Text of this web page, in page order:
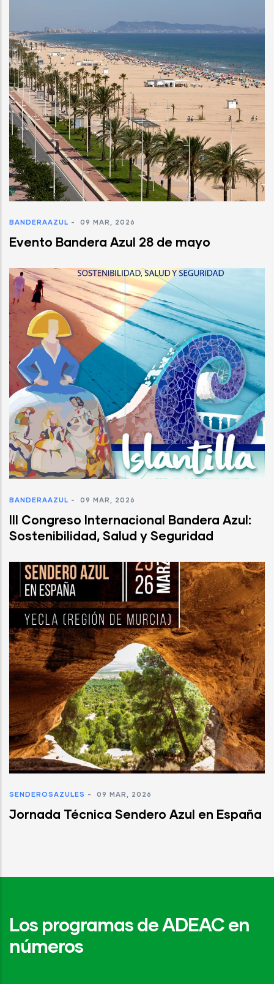
BANDERAAZUL - 09 MAR, 2026
Evento Bandera Azul 28 de mayo
BANDERAAZUL - 09 MAR, 2026
III Congreso Internacional Bandera Azul:
Sostenibilidad, Salud y Seguridad
SENDEROSAZULES - 09 MAR, 2026
Jornada Técnica Sendero Azul en España
Los programas de ADEAC en
números